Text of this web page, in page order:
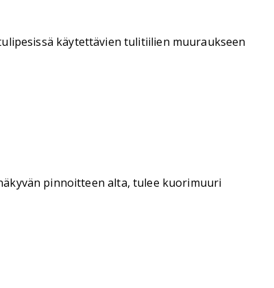
käytettävien tulitiilien muuraukseen
pinnoitteen alta, tulee kuorimuuri